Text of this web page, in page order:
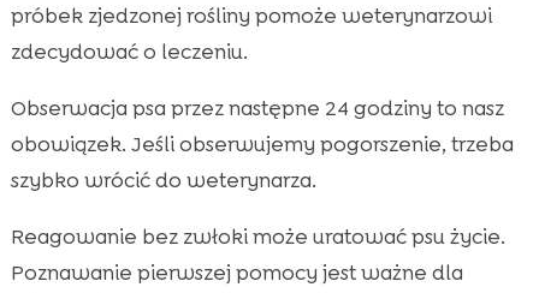
próbek zjedzonej rośliny pomoże weterynarzowi
zdecydować o leczeniu.
Obserwacja psa przez następne 24 godziny to nasz
obowiązek. Jeśli obserwujemy pogorszenie, trzeba
szybko wrócić do weterynarza.
Reagowanie bez zwłoki może uratować psu życie.
Poznawanie pierwszej pomocy jest ważne dla